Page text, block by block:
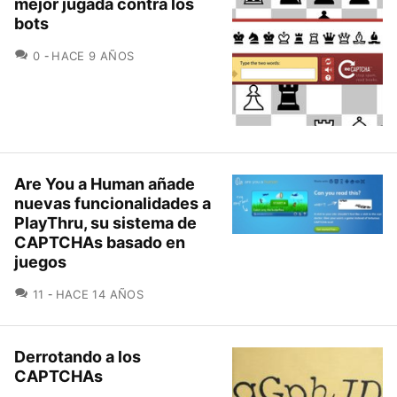
mejor jugada contra los
bots
0 COMENTARIOS
HACE 9 AÑOS
Are You a Human añade
nuevas funcionalidades a
PlayThru, su sistema de
CAPTCHAs basado en
juegos
11 COMENTARIOS
HACE 14 AÑOS
Derrotando a los
CAPTCHAs